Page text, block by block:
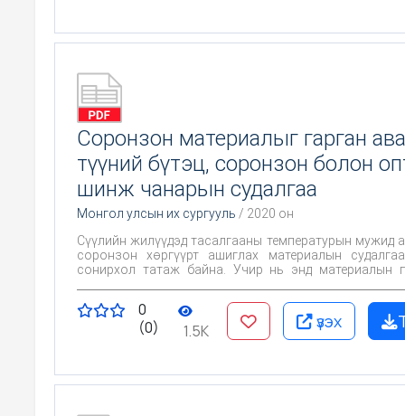
Соронзон материалыг гарган
түүний бүтэц, соронзон болон
шинж чанарын судалгаа
Монгол улсын их сургууль / 2020 он
Сүүлийн жилүүдэд тасалгааны температурын мужид
соронзон хөргүүрт ашиглах материалын
сонирхол татаж байна. Учир нь энд материалын
суурилдаг бөгөөд энэ нь тодорхой соронзон
соронзон материалын изотерм соронзон
(dS) эсвэл адиабат температурын
As,....) болон бусад соронзон материалуудыг гарган авах
0
(0)
1.5K үзэх